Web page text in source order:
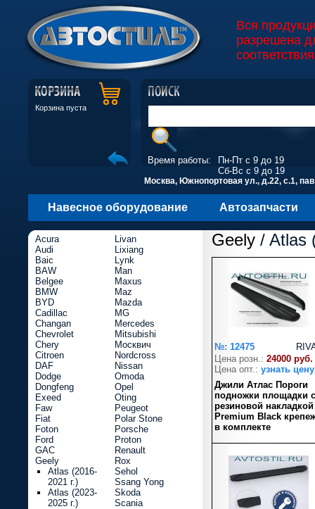
Вся
разрешена
Корзина пуста
Время работы:
Пн-Пт с 9 до 19
Сб-Вс с 9 до 19
Москва, Южнопортовая ул., д.22, с.1,
Навесное оборудование Автозапчасти
Geely / Atlas
№: 12475
Цена розн.: 24000 руб.
Цена опт.: узнать цену
Джили Атлас Пороги
подножки площадки с
резиновой накладкой
Premium Black
в комплекте
Acura
Audi
Baic
BAW
Belgee
BMW
BYD
Cadillac
Changan
Chevrolet
Chery
Citroen
DAF
Dodge
Dongfeng
Exeed
Faw
Fiat
Foton
Ford
GAC
Geely
Atlas (2016-
2021 г.)
Atlas (2023-
2025 г.)
Livan
Lixiang
Lynk
Man
Maxus
Maz
Mazda
MG
Mercedes
Mitsubishi
Москвич
Nordcross
Nissan
Omoda
Opel
Oting
Peugeot
Polar Stone
Porsche
Proton
Renault
Rox
Sehol
Ssang Yong
Skoda
Scania